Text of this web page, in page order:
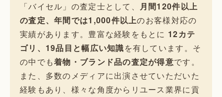
「バイセル」の査定士として、 月間120件以上
の査定、年間では1,000件以上のお客様対応の
実績があります。豊富な経験をもとに 12カテ
ゴリ、19品目と幅広い知識を有しています。そ
の中でも着物・ブランド品の査定が得意です。
また、多数のメディアに出演させていただいた
経験もあり、様々な角度からリユース業界に貢